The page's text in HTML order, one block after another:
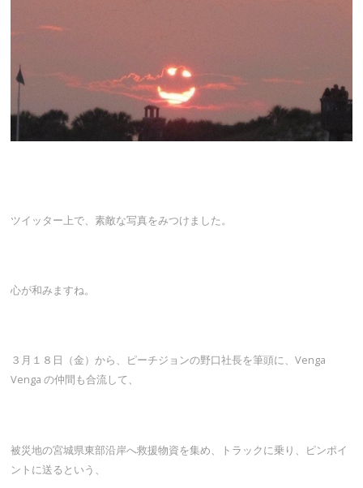
ツイッター上で、素敵な写真をみつけました。
心が和みますね。
３月１８日（金）から、ピーチジョンの野口社長を筆頭に、Venga
Venga の仲間も合流して、
被災地の宮城県東部沿岸へ救援物資を集め、トラックに乗り、ピンポイ
ントに送るという、